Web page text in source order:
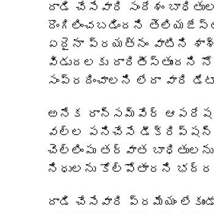
దాడి చేసేవారి సందేశం
దొంగిలించబడిందని
ఏదైనా ప్రయత్నం వాటిని
విడుదలకు దారితీస్తుందని
సంప్రదించాలని లేదా వారి
అనేక రాన్సమ్‌వేర్
వల్ల పనిచేసే డీక్రిప్షన్
చెల్లింపు తర్వాత
నిధులను కోల్పోతారని
దాడి చేసేవారి ప్రమేయం